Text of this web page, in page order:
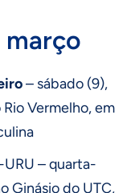
março
– sábado (9),
Vermelho, em
– quarta-
Ginásio do UTC,